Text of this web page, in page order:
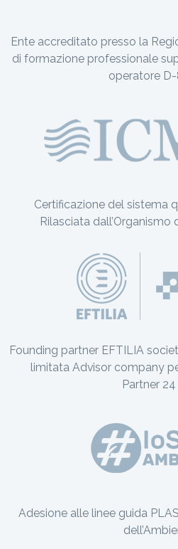
Ente accreditato presso la
di formazione professionale
operatore
Certificazione del sistema
Rilasciata dall’Organismo
Founding partner EFTILIA
limitata Advisor company
Partner
Adesione alle linee guida